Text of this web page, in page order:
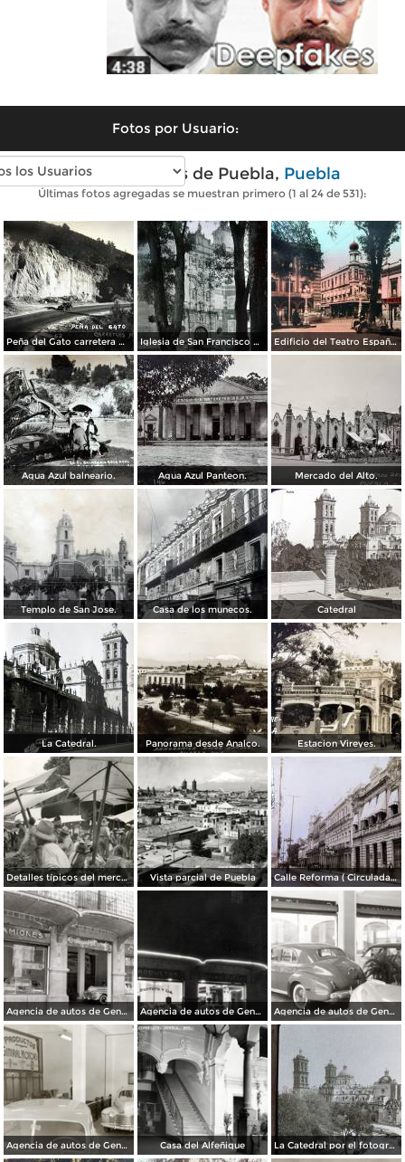
Fotos por Usuario:
Fotos antiguas de Puebla, Puebla
Últimas fotos agregadas se muestran primero (1 al 24 de 531):
Peña del Gato carretera Mexico-Puebla Iglesia de San Francisco por el Fotógrafo Hugo Brehme. Edificio del Teatro Español.
Agua Azul balneario. Agua Azul Panteon. Mercado del Alto.
Templo de San Jose. Casa de los munecos. Catedral
La Catedral. Panorama desde Analco. Estacion Vireyes.
Detalles típicos del mercado Vista parcial de Puebla Calle Reforma ( Circulada el 15 de Marzo de 1933 ).
Agencia de autos de General Motors Agencia de autos de General Motors Agencia de autos de General Motors
Agencia de autos de General Motors Casa del Alfeñique La Catedral por el fotografo William H. Rau.